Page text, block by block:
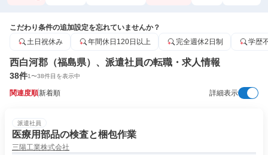
こだわり条件の追加設定を忘れていませんか？
土日祝休み
年間休日120日以上 完全週休2日制 学歴
西白河郡（福島県）、派遣社員の転職・求人情報
38件1〜38件目を表示中
関連度順新着順 詳細表示
派遣社員
医療用部品の検査と梱包作業
三陽工業株式会社